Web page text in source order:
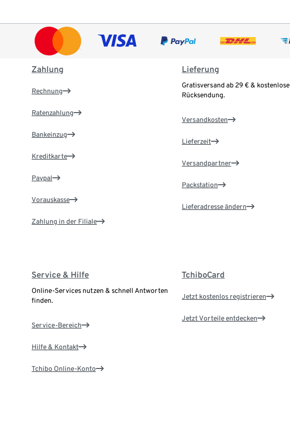
Zahlung
Rechnung
Ratenzahlung
Bankeinzug
Kreditkarte
Paypal
Vorauskasse
Zahlung in der Filiale
Lieferung
Gratisversand ab 29 € & kostenlose
Rücksendung.
Versandkosten
Lieferzeit
Versandpartner
Packstation
Lieferadresse ändern
Service & Hilfe
Online-Services nutzen & schnell Antworten
finden.
Service-Bereich
Hilfe & Kontakt
Tchibo Online-Konto
TchiboCard
Jetzt kostenlos registrieren
Jetzt Vorteile entdecken